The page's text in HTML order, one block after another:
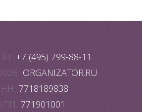
+7 (495) 799-88-11
ORGANIZATOR.RU
7718189838
771901001